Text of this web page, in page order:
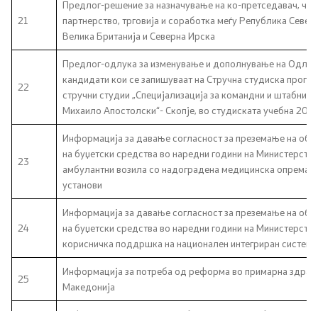
21
Предлог-решение за назначување на ко-претседавач,
партнерство, трговија и соработка меѓу Република
Велика Британија и Северна Ирска
22
Предлог-одлука за изменување и дополнување на
кандидати кои се запишуваат на Стручна студиска
стручни студии „Специјализација за командни и штабни
Михаило Апостолски“- Скопје, во студиската учебна
23
Информација за давање согласност за преземање на
на буџетски средства во наредни години на
амбулантни возила со надоградена медицинска опрема
установи
24
Информација за давање согласност за преземање на
на буџетски средства во наредни години на
корисничка поддршка на национален интегриран систем
25
Информација за потреба од реформа во примарна
Македонија